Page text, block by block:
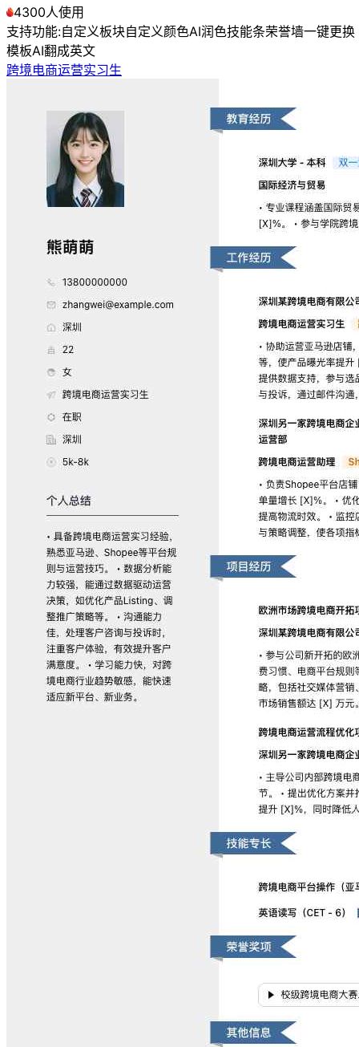
4300人使用
支持功能:自定义板块自定义颜色AI润色技能条荣誉墙一键更换
模板AI翻成英文
跨境电商运营实习生